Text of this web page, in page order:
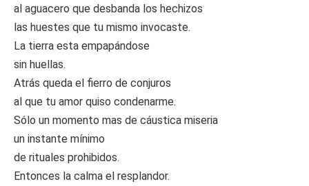
al aguacero que desbanda los hechizos
las huestes que tu mismo invocaste.
La tierra esta empapándose
sin huellas.
Atrás queda el fierro de conjuros
al que tu amor quiso condenarme.
Sólo un momento mas de cáustica miseria
un instante mínimo
de rituales prohibidos.
Entonces la calma el resplandor.